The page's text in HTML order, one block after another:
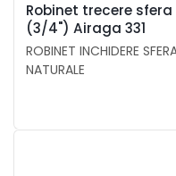
Robinet trecere sfera
(3/4") Airaga 331
ROBINET INCHIDERE
NATURALE